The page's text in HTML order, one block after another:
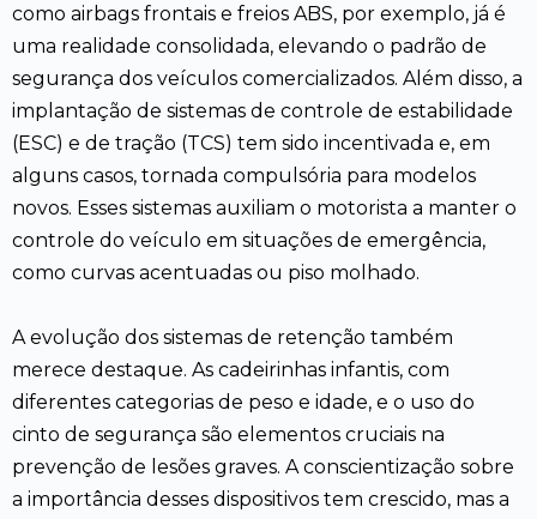
como airbags frontais e freios ABS, por exemplo, já é
uma realidade consolidada, elevando o padrão de
segurança dos veículos comercializados. Além disso, a
implantação de sistemas de controle de estabilidade
(ESC) e de tração (TCS) tem sido incentivada e, em
alguns casos, tornada compulsória para modelos
novos. Esses sistemas auxiliam o motorista a manter o
controle do veículo em situações de emergência,
como curvas acentuadas ou piso molhado.
A evolução dos sistemas de retenção também
merece destaque. As cadeirinhas infantis, com
diferentes categorias de peso e idade, e o uso do
cinto de segurança são elementos cruciais na
prevenção de lesões graves. A conscientização sobre
a importância desses dispositivos tem crescido, mas a